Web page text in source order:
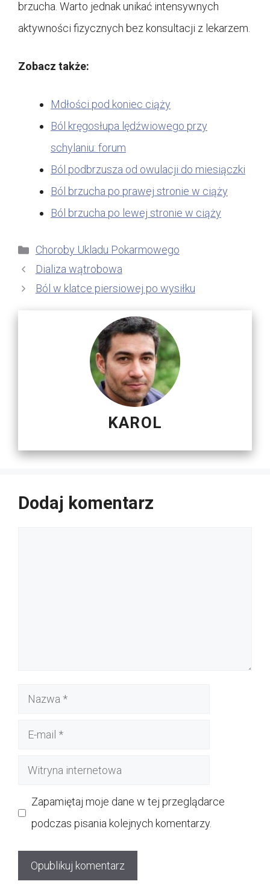
brzucha. Warto jednak unikać intensywnych
aktywności fizycznych bez konsultacji z lekarzem.
Zobacz także:
Mdłości pod koniec ciąży
Ból kręgosłupa lędźwiowego przy
schylaniu: forum
Ból podbrzusza od owulacji do miesiączki
Ból brzucha po prawej stronie w ciąży
Ból brzucha po lewej stronie w ciąży
Kategorie
Choroby Ukladu Pokarmowego
Dializa wątrobowa
Ból w klatce piersiowej po wysiłku
KAROL
Dodaj komentarz
Nazwa
Witryna
Zapamiętaj moje dane w tej przeglądarce
podczas pisania kolejnych komentarzy.